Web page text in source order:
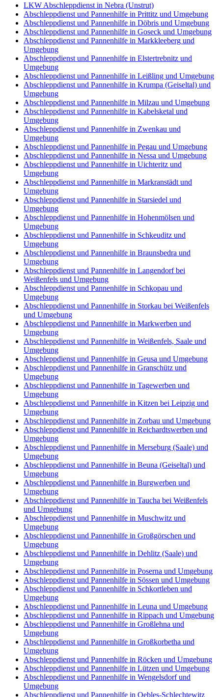
LKW Abschleppdienst in Nebra (Unstrut)
Abschleppdienst und Pannenhilfe in Prittitz und Umgebung
Abschleppdienst und Pannenhilfe in Döbris und Umgebung
Abschleppdienst und Pannenhilfe in Goseck und Umgebung
Abschleppdienst und Pannenhilfe in Markkleeberg und
Umgebung
Abschleppdienst und Pannenhilfe in Elstertrebnitz und
Umgebung
Abschleppdienst und Pannenhilfe in Leißling und Umgebung
Abschleppdienst und Pannenhilfe in Krumpa (Geiseltal) und
Umgebung
Abschleppdienst und Pannenhilfe in Milzau und Umgebung
Abschleppdienst und Pannenhilfe in Kabelsketal und
Umgebung
Abschleppdienst und Pannenhilfe in Zwenkau und
Umgebung
Abschleppdienst und Pannenhilfe in Pegau und Umgebung
Abschleppdienst und Pannenhilfe in Nessa und Umgebung
Abschleppdienst und Pannenhilfe in Uichteritz und
Umgebung
Abschleppdienst und Pannenhilfe in Markranstädt und
Umgebung
Abschleppdienst und Pannenhilfe in Starsiedel und
Umgebung
Abschleppdienst und Pannenhilfe in Hohenmölsen und
Umgebung
Abschleppdienst und Pannenhilfe in Schkeuditz und
Umgebung
Abschleppdienst und Pannenhilfe in Braunsbedra und
Umgebung
Abschleppdienst und Pannenhilfe in Langendorf bei
Weißenfels und Umgebung
Abschleppdienst und Pannenhilfe in Schkopau und
Umgebung
Abschleppdienst und Pannenhilfe in Storkau bei Weißenfels
und Umgebung
Abschleppdienst und Pannenhilfe in Markwerben und
Umgebung
Abschleppdienst und Pannenhilfe in Weißenfels, Saale und
Umgebung
Abschleppdienst und Pannenhilfe in Geusa und Umgebung
Abschleppdienst und Pannenhilfe in Granschütz und
Umgebung
Abschleppdienst und Pannenhilfe in Tagewerben und
Umgebung
Abschleppdienst und Pannenhilfe in Kitzen bei Leipzig und
Umgebung
Abschleppdienst und Pannenhilfe in Zorbau und Umgebung
Abschleppdienst und Pannenhilfe in Reichardtswerben und
Umgebung
Abschleppdienst und Pannenhilfe in Merseburg (Saale) und
Umgebung
Abschleppdienst und Pannenhilfe in Beuna (Geiseltal) und
Umgebung
Abschleppdienst und Pannenhilfe in Burgwerben und
Umgebung
Abschleppdienst und Pannenhilfe in Taucha bei Weißenfels
und Umgebung
Abschleppdienst und Pannenhilfe in Muschwitz und
Umgebung
Abschleppdienst und Pannenhilfe in Großgörschen und
Umgebung
Abschleppdienst und Pannenhilfe in Dehlitz (Saale) und
Umgebung
Abschleppdienst und Pannenhilfe in Poserna und Umgebung
Abschleppdienst und Pannenhilfe in Sössen und Umgebung
Abschleppdienst und Pannenhilfe in Schkortleben und
Umgebung
Abschleppdienst und Pannenhilfe in Leuna und Umgebung
Abschleppdienst und Pannenhilfe in Rippach und Umgebung
Abschleppdienst und Pannenhilfe in Großlehna und
Umgebung
Abschleppdienst und Pannenhilfe in Großkorbetha und
Umgebung
Abschleppdienst und Pannenhilfe in Röcken und Umgebung
Abschleppdienst und Pannenhilfe in Lützen und Umgebung
Abschleppdienst und Pannenhilfe in Wengelsdorf und
Umgebung
Abschleppdienst und Pannenhilfe in Oebles-Schlechtewitz